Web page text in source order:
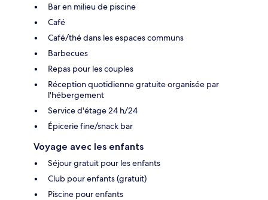
Bar en milieu de piscine
Café
Café/thé dans les espaces communs
Barbecues
Repas pour les couples
Réception quotidienne gratuite organisée par
l'hébergement
Service d'étage 24 h/24
Épicerie fine/snack bar
Voyage avec les enfants
Séjour gratuit pour les enfants
Club pour enfants (gratuit)
Piscine pour enfants